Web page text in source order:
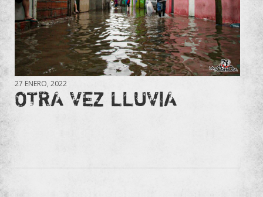
27 ENERO, 2022
OTRA VEZ LLUVIA